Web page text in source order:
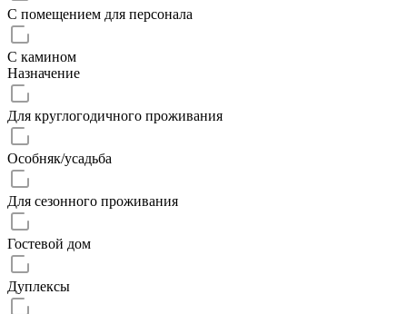
С помещением для персонала
С камином
Назначение
Для круглогодичного проживания
Особняк/усадьба
Для сезонного проживания
Гостевой дом
Дуплексы